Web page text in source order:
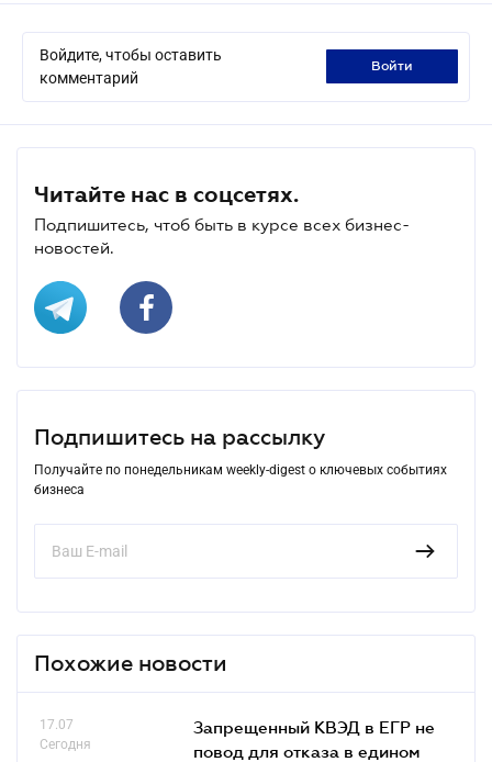
Войдите, чтобы оставить
комментарий
войти
Читайте нас в соцсетях.
Подпишитесь, чтоб быть в курсе всех бизнес-
новостей.
Подпишитесь на рассылку
Получайте по понедельникам weekly-digest о ключевых событиях
бизнеса
Похожие новости
17.07
Сегодня
Запрещенный КВЭД в ЕГР не
повод для отказа в едином